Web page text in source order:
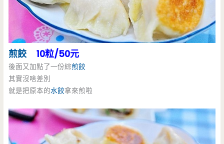
煎餃 10粒/50元
後面又加點了一份綜煎餃
其實沒啥差別
就是把原本的水餃拿來煎啦